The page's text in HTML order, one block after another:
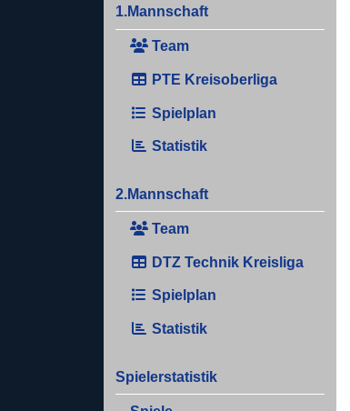
1.Mannschaft
Team
PTE Kreisoberliga
Spielplan
Statistik
2.Mannschaft
Team
DTZ Technik Kreisliga
Spielplan
Statistik
Spielerstatistik